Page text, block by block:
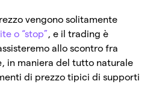
vengono solitamente
o “stop”, e il trading è
allo scontro fra
in maniera del tutto naturale
di prezzo tipici di supporti